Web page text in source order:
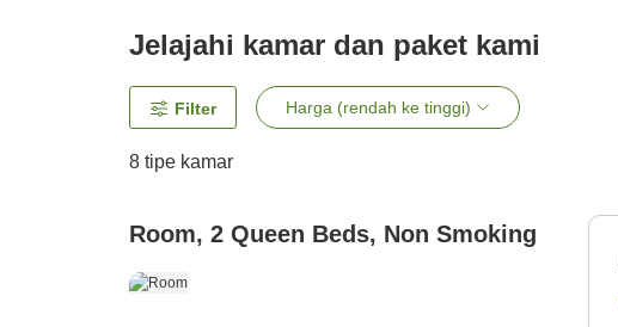
Jelajahi kamar dan paket kami
Filter Harga (rendah ke tinggi)
8 tipe kamar
Room, 2 Queen Beds, Non Smoking